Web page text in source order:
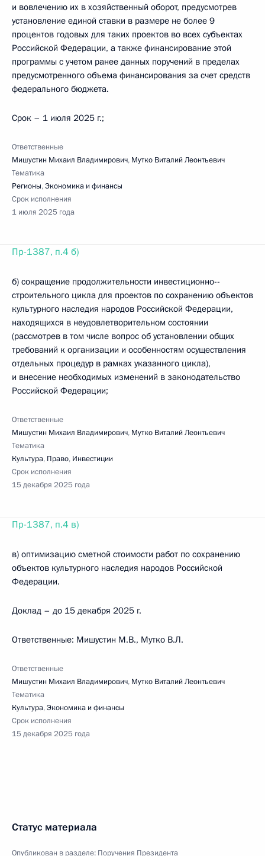
и вовлечению их в хозяйственный оборот, предусмотрев
установление единой ставки в размере не более 9
процентов годовых для таких проектов во всех субъектах
Российской Федерации, а также финансирование этой
программы с учетом ранее данных поручений в пределах
предусмотренного объема финансирования за счет средств
федерального бюджета.
Срок – 1 июля 2025 г.;
Ответственные
Мишустин Михаил Владимирович, Мутко Виталий Леонтьевич
Тематика
Регионы,Экономика и финансы
Срок исполнения
1 июля 2025 года
Пр-1387, п.4 б)
б) сокращение продолжительности инвестиционно-­
строительного цикла для проектов по сохранению объектов
культурного наследия народов Российской Федерации,
находящихся в неудовлетворительном состоянии
(рассмотрев в том числе вопрос об установлении общих
требований к организации и особенностям осуществления
отдельных процедур в рамках указанного цикла),
и внесение необходимых изменений в законодательство
Российской Федерации;
Ответственные
Мишустин Михаил Владимирович, Мутко Виталий Леонтьевич
Тематика
Культура, Право, Инвестиции
Срок исполнения
15 декабря 2025 года
Пр-1387, п.4 в)
в) оптимизацию сметной стоимости работ по сохранению
объектов культурного наследия народов Российской
Федерации.
Доклад – до 15 декабря 2025 г.
Ответственные: Мишустин М.В., Мутко В.Л.
Ответственные
Мишустин Михаил Владимирович, Мутко Виталий Леонтьевич
Тематика
Культура,Экономика и финансы
Срок исполнения
15 декабря 2025 года
Статус материала
Опубликован в разделе: Поручения Президента